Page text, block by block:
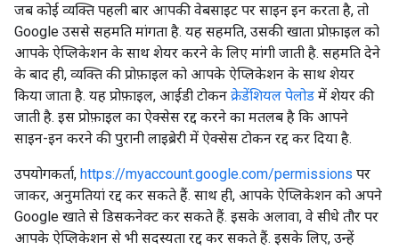
जब कोई व्यक्ति पहली बार आपकी वेबसाइट पर साइन इन करता है, तो
Google उससे सहमति मांगता है. यह सहमति, उसकी खाता प्रोफ़ाइल को
आपके ऐप्लिकेशन के साथ शेयर करने के लिए मांगी जाती है. सहमति देने
के बाद ही, व्यक्ति की प्रोफ़ाइल को आपके ऐप्लिकेशन के साथ शेयर
किया जाता है. यह प्रोफ़ाइल, आईडी टोकन क्रेडेंशियल पेलोड में शेयर की
जाती है. इस प्रोफ़ाइल का ऐक्सेस रद्द करने का मतलब है कि आपने
साइन-इन करने की पुरानी लाइब्रेरी में ऐक्सेस टोकन रद्द कर दिया है.
उपयोगकर्ता, https://myaccount.google.com/permissions पर
जाकर, अनुमतियां रद्द कर सकते हैं. साथ ही, आपके ऐप्लिकेशन को अपने
Google खाते से डिसकनेक्ट कर सकते हैं. इसके अलावा, वे सीधे तौर पर
आपके ऐप्लिकेशन से भी सदस्यता रद्द कर सकते हैं. इसके लिए, उन्हें